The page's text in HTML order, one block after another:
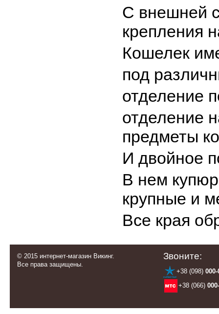
С внешней
крепления
Кошелек
под
отделение
отделение
предметы
И двойное
В нем
крупные и
Все края
© 2015 интернет-магазин Викинг.
Все права защищены.
Звоните:
+38 (098) 000-
+38 (066)